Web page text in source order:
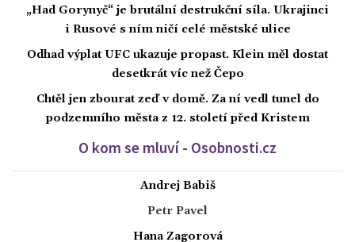
„Had Gorynyč“ je brutální destrukční síla. Ukrajinci
i Rusové s ním ničí celé městské ulice
Odhad výplat UFC ukazuje propast. Klein měl dostat
desetkrát víc než Čepo
Chtěl jen zbourat zeď v domě. Za ní vedl tunel do
podzemního města z 12. století před Kristem
O kom se mluví - Osobnosti.cz
Andrej Babiš
Petr Pavel
Hana Zagorová